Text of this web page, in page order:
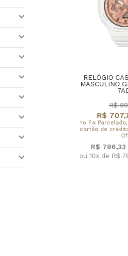
RELÓGIO
MASCULINO
R$
no Pix
cartão de
R$
R$ 786,33
ou 10x de R$